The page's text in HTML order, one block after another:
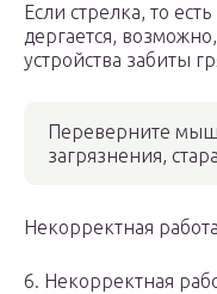
Если стрелка, то
дергается,
устройства забиты
Переверните
загрязнения,
Некорректная
6. Некорректная